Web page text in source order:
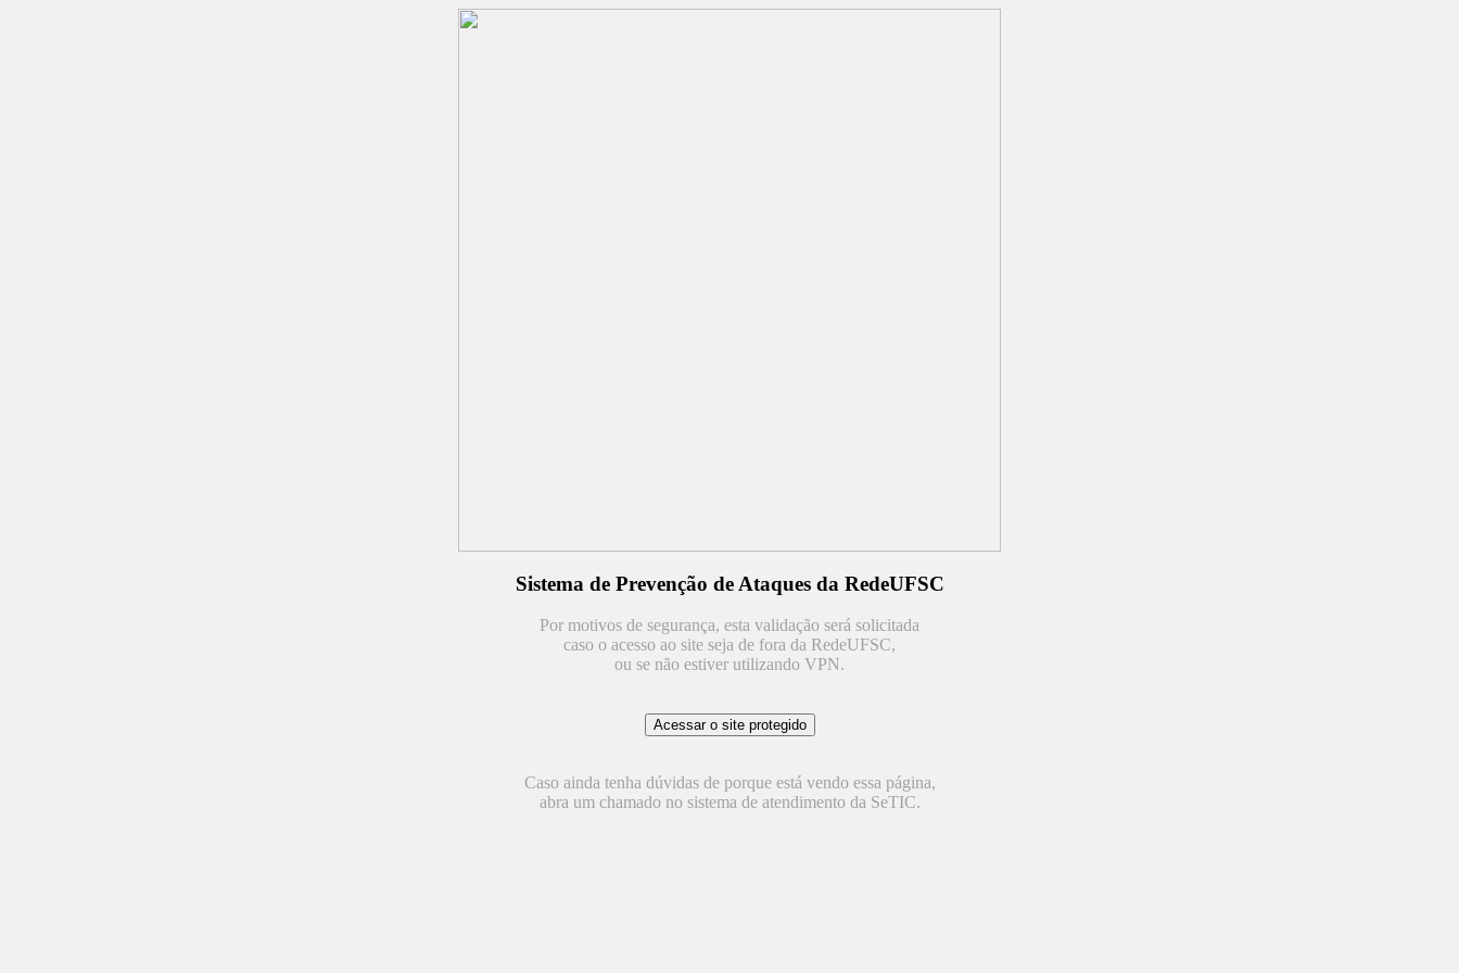
Sistema de Prevenção de Ataques da RedeUFSC
Por motivos de segurança, esta validação será solicitada
caso o acesso ao site seja de fora da RedeUFSC,
ou se não estiver utilizando VPN.
Caso ainda tenha dúvidas de porque está vendo essa página,
abra um chamado no sistema de atendimento da SeTIC.